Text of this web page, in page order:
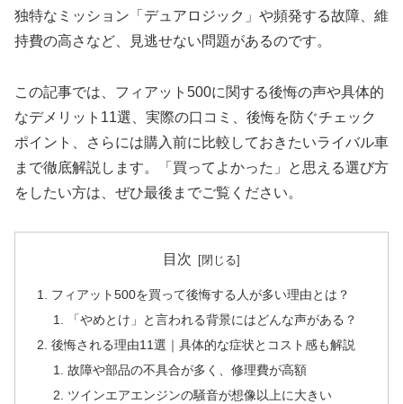
独特なミッション「デュアロジック」や頻発する故障、維
持費の高さなど、見逃せない問題があるのです。
この記事では、フィアット500に関する後悔の声や具体的
なデメリット11選、実際の口コミ、後悔を防ぐチェック
ポイント、さらには購入前に比較しておきたいライバル車
まで徹底解説します。「買ってよかった」と思える選び方
をしたい方は、ぜひ最後までご覧ください。
目次
フィアット500を買って後悔する人が多い理由とは？
「やめとけ」と言われる背景にはどんな声がある？
後悔される理由11選｜具体的な症状とコスト感も解説
故障や部品の不具合が多く、修理費が高額
ツインエアエンジンの騒音が想像以上に大きい